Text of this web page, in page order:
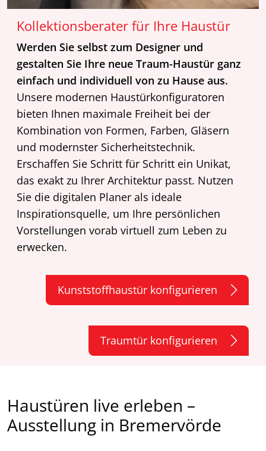
Kollektionsberater für Ihre Haustür
Werden Sie selbst zum Designer und
gestalten Sie Ihre neue Traum-Haustür ganz
einfach und individuell von zu Hause aus.
Unsere modernen Haustürkonfiguratoren
bieten Ihnen maximale Freiheit bei der
Kombination von Formen, Farben, Gläsern
und modernster Sicherheitstechnik.
Erschaffen Sie Schritt für Schritt ein Unikat,
das exakt zu Ihrer Architektur passt. Nutzen
Sie die digitalen Planer als ideale
Inspirationsquelle, um Ihre persönlichen
Vorstellungen vorab virtuell zum Leben zu
erwecken.
Kunststoffhaustür konfigurieren
Traumtür konfigurieren
Haustüren live erleben –
Ausstellung in Bremervörde